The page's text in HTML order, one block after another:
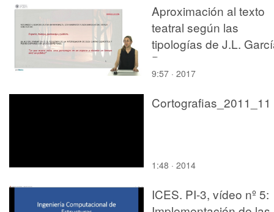
Aproximación al texto
teatral según las
tipologías de J.L.
Barrientos
9:57 · 2017
Cortografias_2011_11
1:48 · 2014
ICES. PI-3, vídeo nº 5: